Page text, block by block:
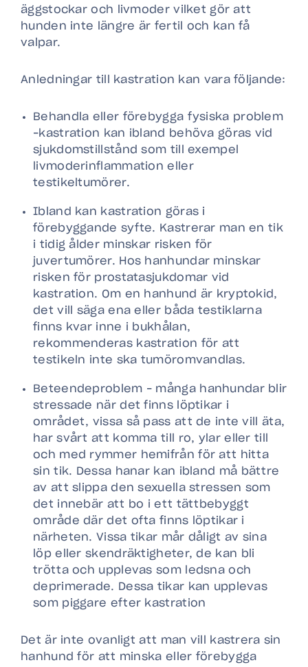
äggstockar och livmoder vilket gör att
hunden inte längre är fertil och kan få
valpar.
Anledningar till kastration kan vara följande:
Behandla eller förebygga fysiska problem
–kastration kan ibland behöva göras vid
sjukdomstillstånd som till exempel
livmoderinflammation eller
testikeltumörer.
Ibland kan kastration göras i
förebyggande syfte. Kastrerar man en tik
i tidig ålder minskar risken för
juvertumörer. Hos hanhundar minskar
risken för prostatasjukdomar vid
kastration. Om en hanhund är kryptokid,
det vill säga ena eller båda testiklarna
finns kvar inne i bukhålan,
rekommenderas kastration för att
testikeln inte ska tumöromvandlas.
Beteendeproblem – många hanhundar blir
stressade när det finns löptikar i
området, vissa så pass att de inte vill äta,
har svårt att komma till ro, ylar eller till
och med rymmer hemifrån för att hitta
sin tik. Dessa hanar kan ibland må bättre
av att slippa den sexuella stressen som
det innebär att bo i ett tättbebyggt
område där det ofta finns löptikar i
närheten. Vissa tikar mår dåligt av sina
löp eller skendräktigheter, de kan bli
trötta och upplevas som ledsna och
deprimerade. Dessa tikar kan upplevas
som piggare efter kastration
Det är inte ovanligt att man vill kastrera sin
hanhund för att minska eller förebygga